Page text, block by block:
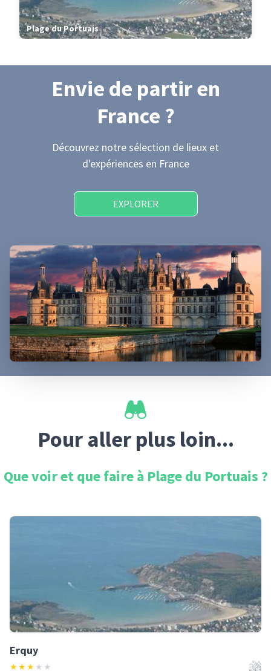
Plage du Portuais
Envie de partiren
France ?
Découvrez notre sélection de lieux et
d'expériences en France
EXPLORER
Pour aller plus loin...
Que voir et que faire à Plage du Portuais ?
Erquy
★★★ ★ ★